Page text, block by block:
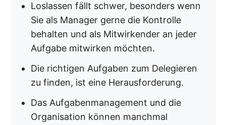
Loslassen fällt schwer, besonders wenn
Sie als Manager gerne die Kontrolle
behalten und als Mitwirkender an jeder
Aufgabe mitwirken möchten.
Die richtigen Aufgaben zum Delegieren
zu finden, ist eine Herausforderung.
Das Aufgabenmanagement und die
Organisation können manchmal